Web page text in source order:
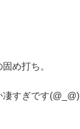
め打ち。
すぎです(@_@)